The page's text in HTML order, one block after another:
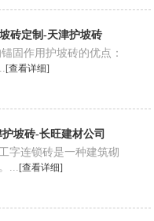
砖定制-天津护坡砖
固作用护坡砖的优点：
[查看详细]
坡砖-长旺建材公司
字连锁砖是一种建筑砌
...[查看详细]